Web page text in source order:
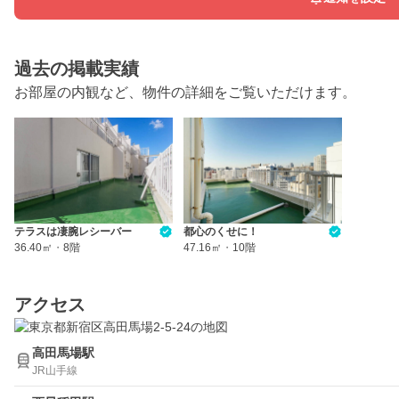
過去の掲載実績
お部屋の内観など、物件の詳細をご覧いただけます。
テラスは凄腕レシーバー
36.40㎡ ・ 8階
都心のくせに！
47.16㎡ ・ 10階
アクセス
高田馬場駅
JR山手線